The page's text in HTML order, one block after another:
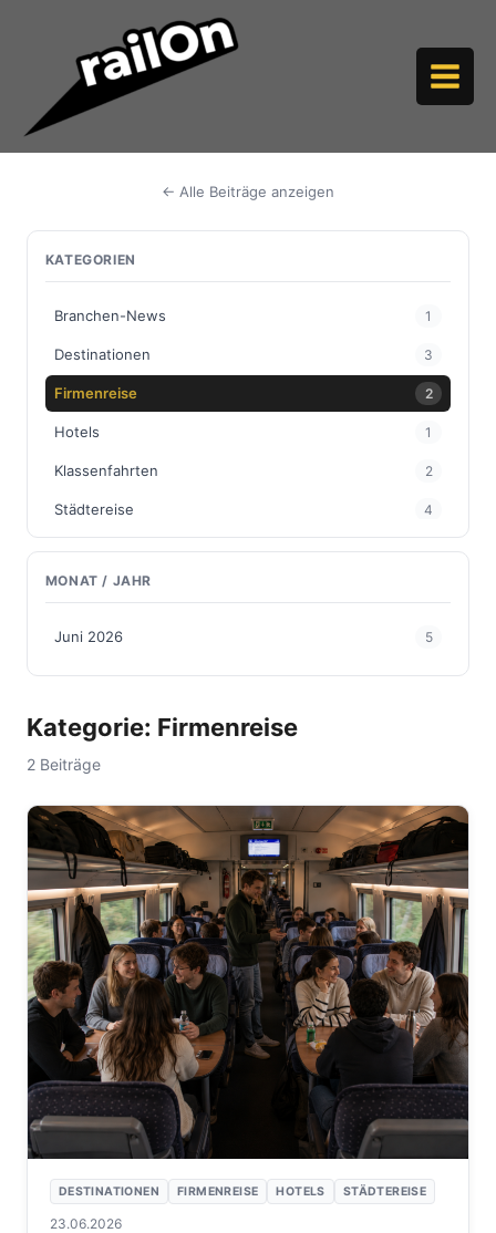
← Alle Beiträge anzeigen
KATEGORIEN
Branchen-News 1
Destinationen 3
Firmenreise 2
Hotels 1
Klassenfahrten 2
Städtereise 4
MONAT / JAHR
Juni 2026 5
Kategorie: Firmenreise
2 Beiträge
DESTINATIONEN FIRMENREISE HOTELS STÄDTEREISE
23.06.2026